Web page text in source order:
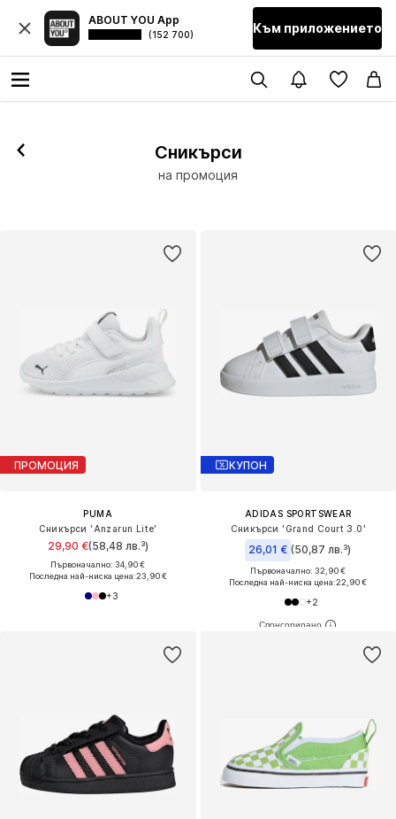
ABOUT YOU App
(152 700) Към приложението
Сникърси
на промоция
ПРОМОЦИЯ
PUMA
Сникърси 'Anzarun Lite'
29,90 €(58,48 лв.³)
Първоначално: 34,90 €
Последна най-ниска цена:23,90 €
+3
КУПОН
ADIDAS SPORTSWEAR
Сникърси 'Grand Court 3.0'
26,01 € (50,87 лв.³)
Първоначално: 32,90 €
Последна най-ниска цена:22,90 €
+2